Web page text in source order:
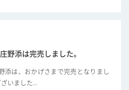
野添は完売しました。
添は、おかげさまで完売となりまし
いました...